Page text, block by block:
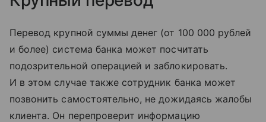
Перевод крупной суммы денег (от 100 000 рублей
и более) система банка может посчитать
подозрительной операцией и заблокировать.
И в этом случае также сотрудник банка может
позвонить самостоятельно, не дожидаясь жалобы
клиента. Он перепроверит информацию